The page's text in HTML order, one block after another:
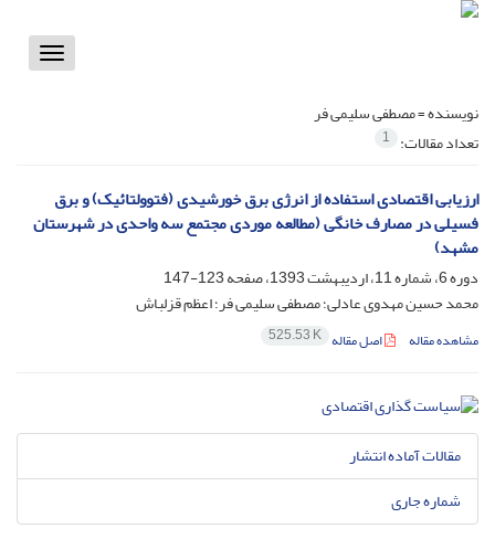
Toggle
نویسنده =مصطفی سلیمی فر
تعداد مقالات: 1
ارزیابی اقتصادی استفاده از انرژی برق خورشیدی (فتوولتائیک) و برق
فسیلی در مصارف خانگی (مطالعه موردی مجتمع سه واحدی در شهرستان
مشهد)
دوره 6، شماره 11، اردیبهشت 1393، صفحه
123-147
محمد حسین مهدوی عادلی؛ مصطفی سلیمی فر؛ اعظم قزلباش
مشاهده مقاله اصل مقاله 525.53 K
مقالات آماده انتشار
شماره جاری